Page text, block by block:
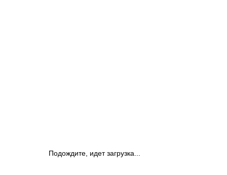
Подождите, идет загрузка...